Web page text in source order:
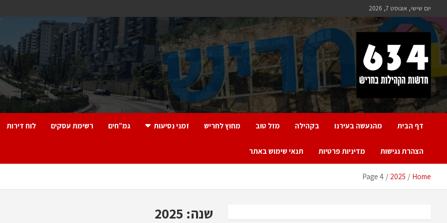
content
יום שישי, אוגוסט 7, 2026
חריש 634
חדשות הקהילות בחריש
דף הבית מהנעשה בעירנו בקהילה מזל טוב מחוץ לחריש זמני נסיעות גמ”חים רשימת עסקים לוח דירות
הצהרת נגישות מדיניות פרטיות תנאי שימוש באתר
Home
2025
Page 4
שנה: 2025